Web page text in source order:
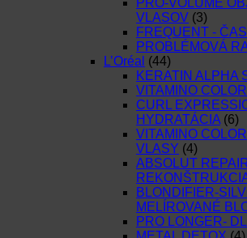
VLASOV (3)
FREQUENT -
PROBLÉMOVÁ
L’Oréal (44)
KERATIN ALPHA
VITAMINO
CURL
HYDRATÁCIA (6)
VITAMINO
VLASY (4)
ABSOLUT
BLONDIFIER-
MELÍROVANÉ
PRO LONGER-